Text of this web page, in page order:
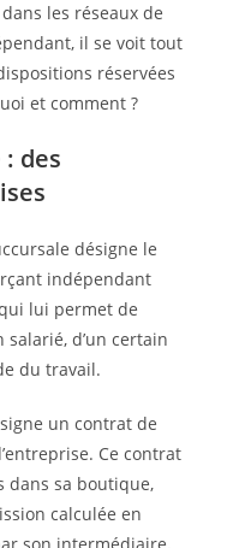
les réseaux de
il se voit tout
réservées
et comment ?
des
désigne le
indépendant
lui permet de
d’un certain
du travail.
un contrat de
Ce contrat
dans sa boutique,
calculée en